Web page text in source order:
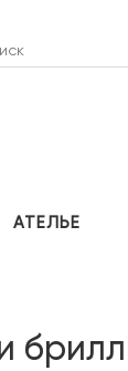
АТЕЛЬЕ